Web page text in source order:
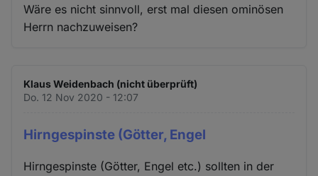
Wäre es nicht sinnvoll, erst mal diesen ominösen
Herrn nachzuweisen?
Klaus Weidenbach (nicht überprüft)
Do. 12 Nov 2020 - 12:07
Hirngespinste (Götter, Engel
Hirngespinste (Götter, Engel etc.) sollten in der